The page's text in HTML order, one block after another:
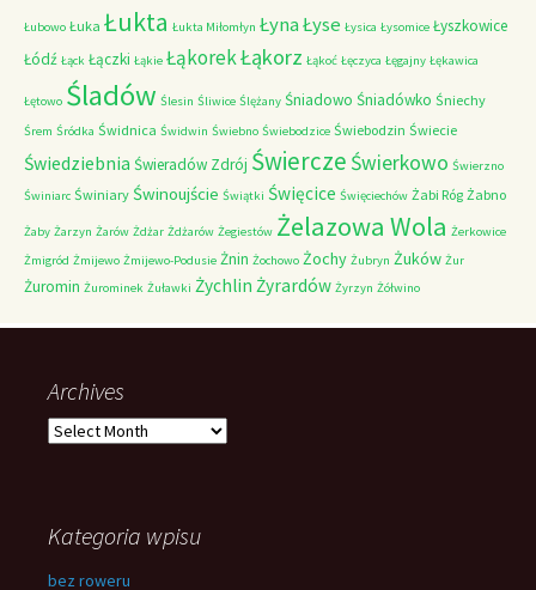
Łubowo Łuka Łukta Łukta Miłomłyn ŁynaŁyse Łysica Łysomice Łyszkowice
Łódź Łąck Łączki Łąkie ŁąkorekŁąkorz Łąkoć Łęczyca Łęgajny Łękawica
Łętowo Śladów Ślesin Śliwice Ślężany Śniadowo Śniadówko Śniechy
Śrem Śródka Świdnica Świdwin Świebno Świebodzice Świebodzin Świecie
Świedziebnia Świeradów Zdrój Świercze Świerkowo Świerzno
Świniarc Świniary Świnoujście Świątki Święcice Święciechów Żabi Róg Żabno
Żaby Żarzyn Żarów Żdżar Żdżarów Żegiestów Żelazowa Wola Żerkowice
Żmigród Żmijewo Żmijewo-Podusie Żnin Żochowo Żochy Żubryn Żuków Żur
Żuromin Żurominek Żuławki Żychlin Żyrardów Żyrzyn Żółwino
Archives
Archives
Kategoria wpisu
bez roweru